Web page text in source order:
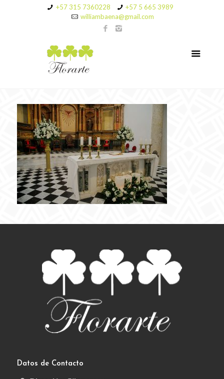
+57 315 7360228
+57 5 665 3989
williambaena@gmail.com
Datos de Contacto